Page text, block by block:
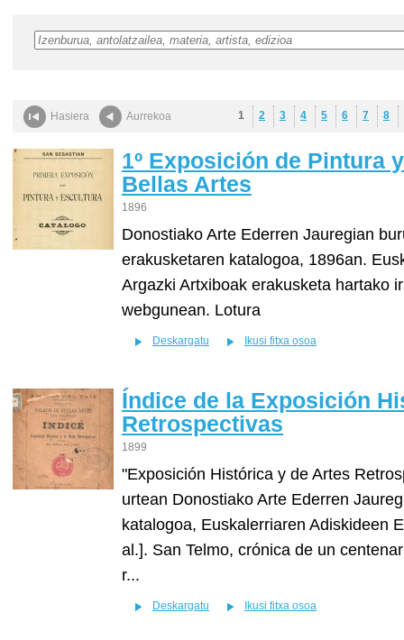
Hasiera Aurrekoa 1 2 3 4 5 6 7 8
1º Exposición de Pintura
Bellas Artes
1896
Donostiako Arte Ederren Jauregian
erakusketaren katalogoa, 1896an.
Argazki Artxiboak erakusketa hartako
webgunean. Lotura
Deskargatu Ikusi fitxa osoa
Índice de la Exposición
Retrospectivas
1899
"Exposición Histórica y de Artes
urtean Donostiako Arte Ederren
katalogoa, Euskalerriaren Adiskideen
al.]. San Telmo, crónica de un
r...
Deskargatu Ikusi fitxa osoa